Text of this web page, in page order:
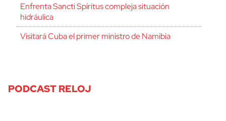
Enfrenta Sancti Spíritus compleja situación
hidráulica
Visitará Cuba el primer ministro de Namibia
PODCAST RELOJ